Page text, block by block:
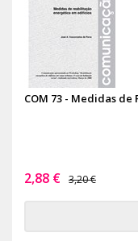
COM 73 - Medidas
2,88 € 3,20 €